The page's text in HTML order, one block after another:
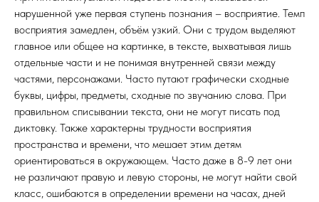
нарушенной уже первая ступень познания – восприятие. Темп
восприятия замедлен, объём узкий. Они с трудом выделяют
главное или общее на картинке, в тексте, выхватывая лишь
отдельные части и не понимая внутренней связи между
частями, персонажами. Часто путают графически сходные
буквы, цифры, предметы, сходные по звучанию слова. При
правильном списывании текста, они не могут писать под
диктовку. Также характерны трудности восприятия
пространства и времени, что мешает этим детям
ориентироваться в окружающем. Часто даже в 8-9 лет они
не различают правую и левую стороны, не могут найти свой
класс, ошибаются в определении времени на часах, дней